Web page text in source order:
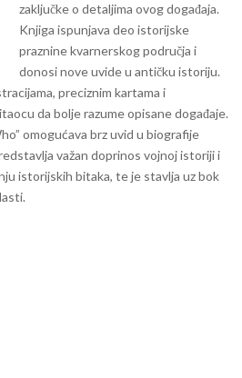
zaključke o detaljima ovog događaja.
Knjiga ispunjava deo istorijske
praznine kvarnerskog područja i
donosi nove uvide u antičku istoriju.
preciznim kartama i
da bolje razume opisane događaje.
omogućava brz uvid u biografije
važan doprinos vojnoj istoriji i
istorijskih bitaka, te je stavlja uz bok